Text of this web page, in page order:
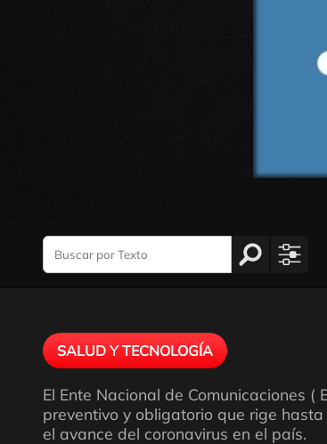
SALUD Y TECNOLOGÍA
El Ente Nacional de Comunicaciones
preventivo y obligatorio que rige
el avance del coronavirus en el país.